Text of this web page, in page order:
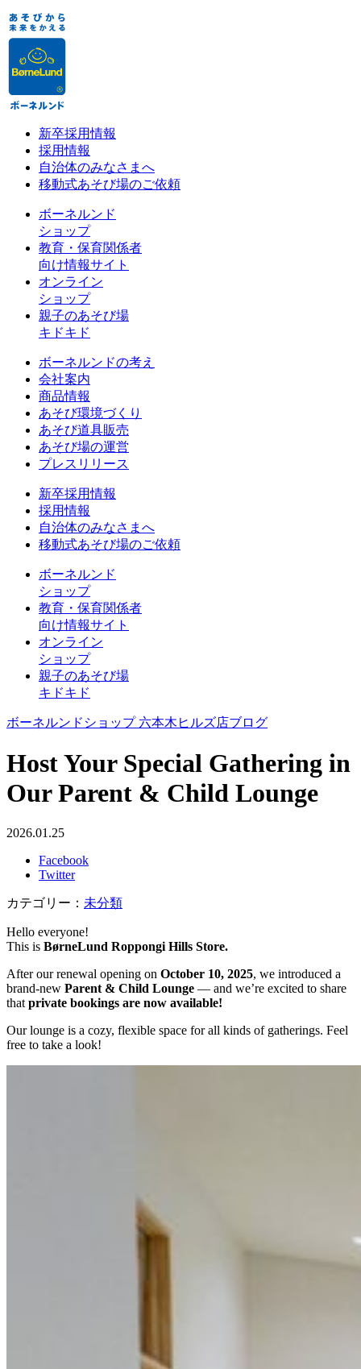
新卒採用情報
採用情報
自治体のみなさまへ
移動式あそび場のご依頼
ボーネルンド
ショップ
教育・保育関係者
向け情報サイト
オンライン
ショップ
親子のあそび場
キドキド
ボーネルンドの考え
会社案内
商品情報
あそび環境づくり
あそび道具販売
あそび場の運営
プレスリリース
新卒採用情報
採用情報
自治体のみなさまへ
移動式あそび場のご依頼
ボーネルンド
ショップ
教育・保育関係者
向け情報サイト
オンライン
ショップ
親子のあそび場
キドキド
ボーネルンドショップ 六本木ヒルズ店ブログ
Host Your Special Gathering in
Our Parent & Child Lounge
2026.01.25
Facebook
Twitter
カテゴリー： 未分類
Hello everyone!
This is BørneLund Roppongi Hills Store.
After our renewal opening on October 10, 2025, we introduced a
brand-new Parent & Child Lounge — and we’re excited to share
that private bookings are now available!
Our lounge is a cozy, flexible space for all kinds of gatherings. Feel
free to take a look!